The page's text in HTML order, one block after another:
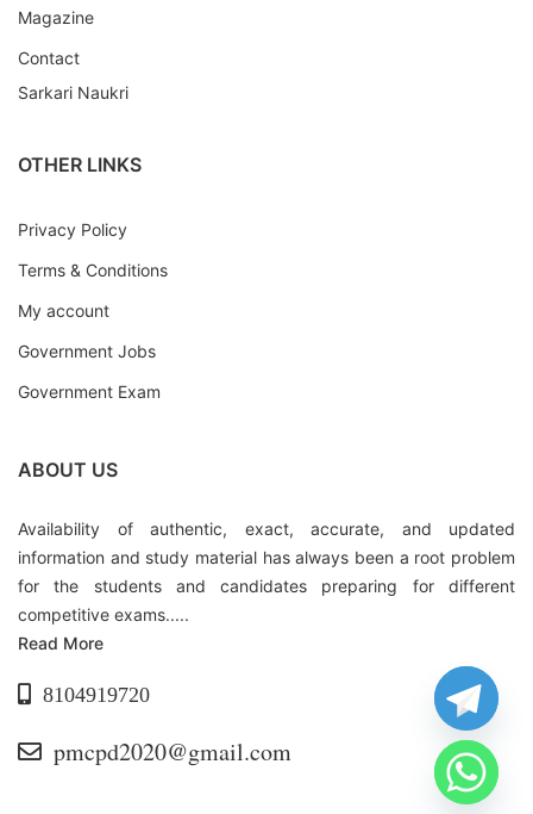
Magazine
Contact
Sarkari Naukri
OTHER LINKS
Privacy Policy
Terms & Conditions
My account
Government Jobs
Government Exam
ABOUT US
Availability of authentic, exact, accurate, and updated
information and study material has always been a root problem
for the students and candidates preparing for different
competitive exams.....
Read More
8104919720
pmcpd2020@gmail.com